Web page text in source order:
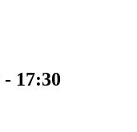
- 17:30